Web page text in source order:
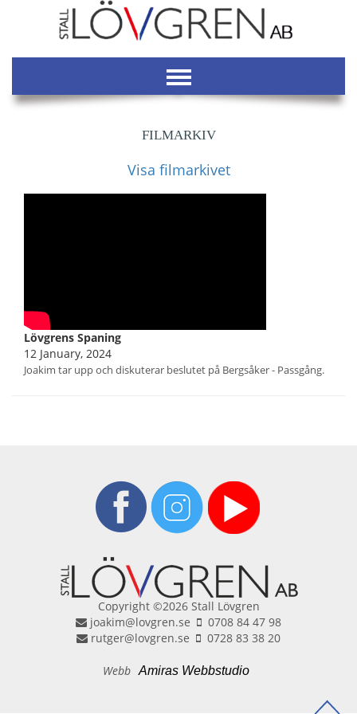
FILMARKIV
Visa filmarkivet
Lövgrens Spaning
12 January, 2024
Joakim tar upp och diskuterar beslutet på Bergsåker - Passgång.
Copyright ©2026 Stall Lövgren
joakim@lovgren.se
0708 84 47 98
rutger@lovgren.se
0728 83 38 20
Webb Amiras Webbstudio